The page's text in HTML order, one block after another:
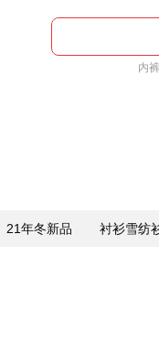
内
21年冬新品 衬衫雪纺